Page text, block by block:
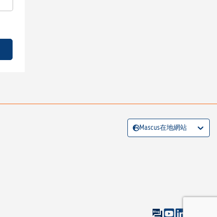
Mascus在地網站